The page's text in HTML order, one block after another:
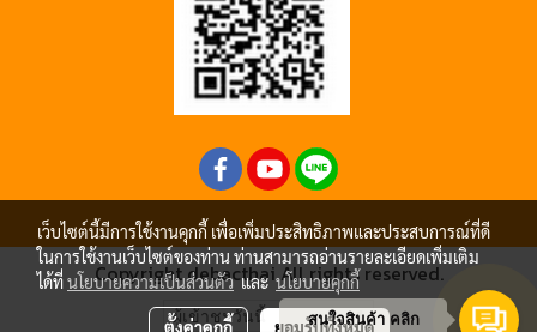
Copyright debacthai All rights reserved.
ผู้เข้าชมวันนี้ 1
เว็บไซต์นี้มีการใช้งานคุกกี้ เพื่อเพิ่มประสิทธิภาพและประสบการณ์ที่ดี
ในการใช้งานเว็บไซต์ของท่าน ท่านสามารถอ่านรายละเอียดเพิ่มเติม
ได้ที่นโยบายความเป็นส่วนตัวและนโยบายคุกกี้
ตั้งค่าคุกกี้ ยอมรับทั้งหมด
สนใจสินค้า คลิก